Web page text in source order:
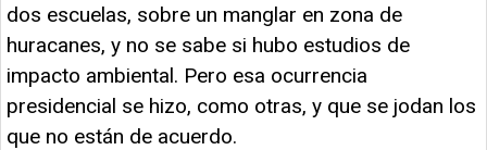
dos escuelas, sobre un manglar en zona de
huracanes, y no se sabe si hubo estudios de
impacto ambiental. Pero esa ocurrencia
presidencial se hizo, como otras, y que se jodan los
que no están de acuerdo.